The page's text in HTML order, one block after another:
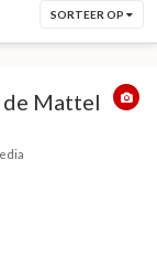
SORTEER OP
Mattel